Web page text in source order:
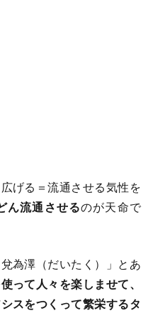
げる＝流通させる気性を
ん流通させるのが天命で
為澤（だいたく）」とあ
使って人々を楽しませて、
スをつくって繁栄するタ